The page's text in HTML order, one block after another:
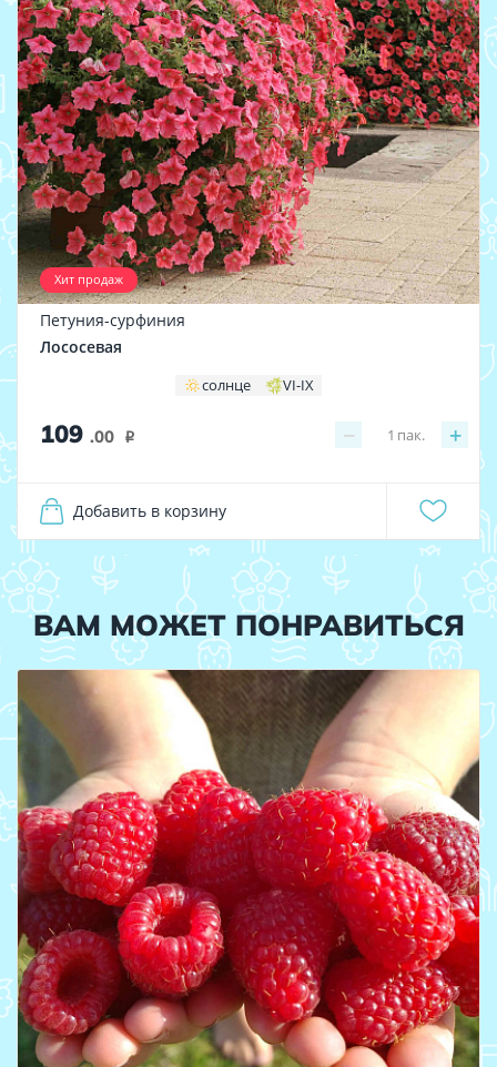
Хит продаж
Петуния-сурфиния
Лососевая
солнце VI-IX
109 .00 i − +
1 пак.
Добавить в корзину
ВАМ МОЖЕТ ПОНРАВИТЬСЯ